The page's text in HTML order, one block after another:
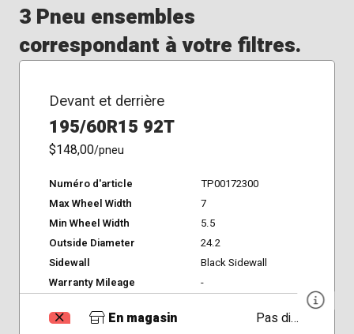
3 Pneu ensembles
correspondant à votre filtres.
Devant et derrière
195/60R15 92T
$148,00/pneu
Numéro d'article
TP00172300
Max Wheel Width
7
Min Wheel Width
5.5
Outside Diameter
24.2
Sidewall
Black Sidewall
Warranty Mileage
-
En magasin
Pas disponible